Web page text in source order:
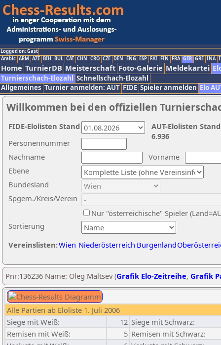
Logged on: Gast
Arabic ARM AZE BIH BUL CAT CHN CRO CZE DEN ENG ESP FAI FIN FRA GER GRE INA
Home TurnierDB Meisterschaft Foto-Galerie Meldekartei
Turnierschach-Elozahl Schnellschach-Elozahl
Allgemeines Turnier anmelden: AUT FIDE Spieler anmelden Elo
Willkommen bei den offiziellen
Nachname
Vorname
Ebene
Sortierung
Personennummer
Bundesland
Spgem./Kreis/Verein
Nur "österreichische" Spieler
Vereinslisten:Wien Niederösterreich Burgenland
AUT-Elolisten
6.936
FIDE-Elolisten Stand
Pnr:136236 Name: Oleg Maltsev (Grafik Elo-Zeitreihe, Grafik
Alle Partien ab Eloliste 1. Juli 2006
Siege mit Weiß:
12 Siege mit Schwarz:
Remisen mit Weiß:
5 Remisen mit Schwarz: